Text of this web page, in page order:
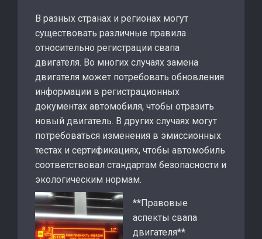
В разных странах и регионах могут
существовать различные правила
относительно регистрации свапа
двигателя. Во многих случаях замена
двигателя может потребовать обновления
информации в регистрационных
документах автомобиля, чтобы отразить
новый двигатель. В других случаях могут
потребоваться изменения в эмиссионных
тестах и сертификациях, чтобы автомобиль
соответствовал стандартам безопасности и
экологическим нормам.
**Правовые
аспекты свапа
двигателя**